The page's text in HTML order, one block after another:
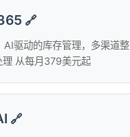
🔗
AI驱动的库存管理，多渠道整
理 从每月379美元起
🔗